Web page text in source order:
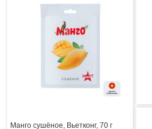
Манго сушёное, Вьетконг, 70 г